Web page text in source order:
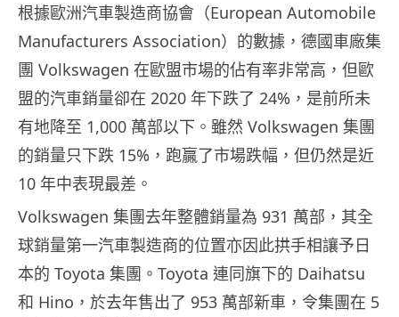
根據歐洲汽車製造商協會（European Automobile
Manufacturers Association）的數據，德國車廠集
團 Volkswagen 在歐盟市場的佔有率非常高，但歐
盟的汽車銷量卻在 2020 年下跌了 24%，是前所未
有地降至 1,000 萬部以下。雖然 Volkswagen 集團
的銷量只下跌 15%，跑贏了市場跌幅，但仍然是近
10 年中表現最差。
Volkswagen 集團去年整體銷量為 931 萬部，其全
球銷量第一汽車製造商的位置亦因此拱手相讓予日
本的 Toyota 集團。Toyota 連同旗下的 Daihatsu
和 Hino，於去年售出了 953 萬部新車，令集團在 5